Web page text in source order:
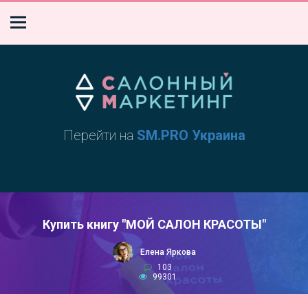
Перейти на SM.PRO Украина
Купить книгу "МОЙ САЛОН КРАСОТЫ"
Елена Яркова
103
99301